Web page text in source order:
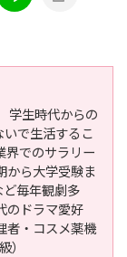
学生時代からの
で生活するこ
界でのサラリー
から大学受験ま
毎年観劇多
のドラマ愛好
者・コスメ薬機
）